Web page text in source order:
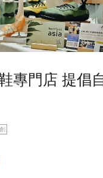
專門店 提倡